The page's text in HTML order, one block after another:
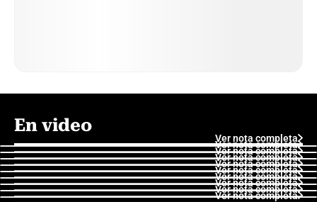
En video
Ver nota completa
Ver nota completa
Ver nota completa
Ver nota completa
Ver nota completa
Ver nota completa
Ver nota completa
Ver nota completa
Ver nota completa
Ver nota completa